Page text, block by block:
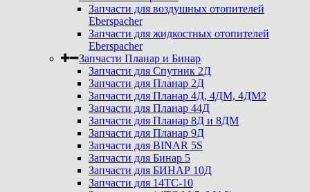
Запчасти для воздушных отопителей
Eberspacher
Запчасти для жидкостных отопителей
Eberspacher
Запчасти Планар и Бинар
Запчасти для Спутник 2Д
Запчасти для Планар 2Д
Запчасти для Планар 4Д, 4ДМ, 4ДМ2
Запчасти для Планар 44Д
Запчасти для Планар 8Д и 8ДМ
Запчасти для Планар 9Д
Запчасти для BINAR 5S
Запчасти для Бинар 5
Запчасти для БИНАР 10Д
Запчасти для 14ТС-10